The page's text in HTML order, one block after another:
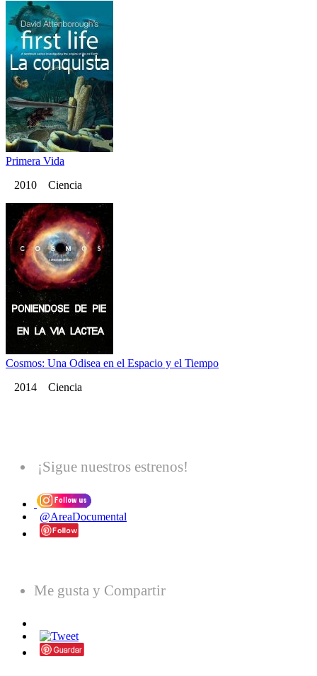
Primera Vida
2010 Ciencia
Cosmos: Una Odisea en el Espacio y el Tiempo
2014 Ciencia
¡Sigue nuestros estrenos!
@AreaDocumental
Me gusta y Compartir